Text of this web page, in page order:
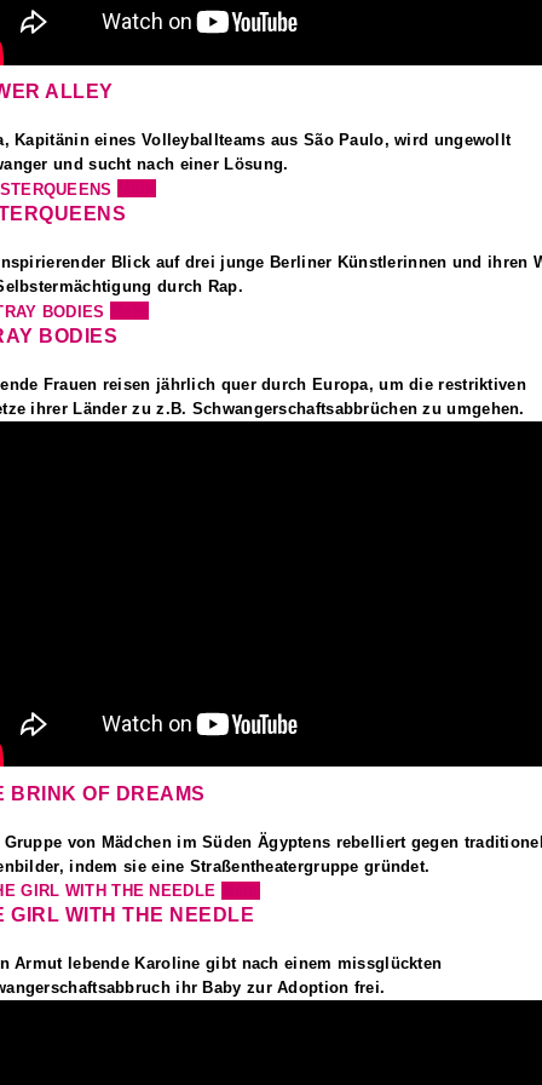
ALLEY
Kapitänin eines Volleyballteams aus São Paulo, wird ungewollt
und sucht nach einer Lösung.
Blick auf drei junge Berliner Künstlerinnen und ihren
durch Rap.
BODIES
Frauen reisen jährlich quer durch Europa, um die restriktiven
ihrer Länder zu z.B. Schwangerschaftsabbrüchen zu umgehen.
BRINK OF DREAMS
Gruppe von Mädchen im Süden Ägyptens rebelliert gegen
indem sie eine Straßentheatergruppe gründet.
GIRL WITH THE NEEDLE
Armut lebende Karoline gibt nach einem missglückten
ihr Baby zur Adoption frei.